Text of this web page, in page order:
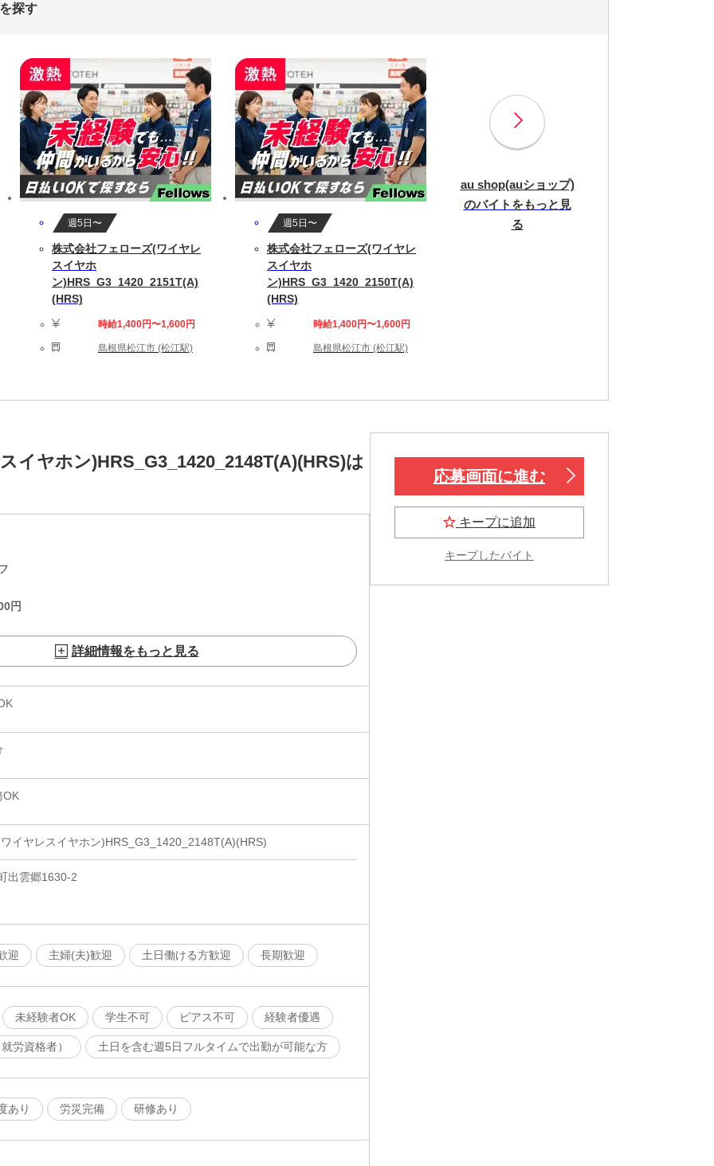
探す
週5日〜
株式会社フェローズ(ワイヤレ
スイヤホ
ン)HRS_G3_1420_2151T(A)
(HRS)
時給1,400円〜1,600円
島根県松江市 (松江駅)
週5日〜
株式会社フェローズ(ワイヤレ
スイヤホ
ン)HRS_G3_1420_2150T(A)
(HRS)
時給1,400円〜1,600円
島根県松江市 (松江駅)
au shop(auショップ)
のバイトをもっと見
る
イヤホン)HRS_G3_1420_2148T(A)(HRS)は
円
詳細情報をもっと見る
OK
イヤレスイヤホン)HRS_G3_1420_2148T(A)(HRS)
出雲郷1630-2
迎 主婦(夫)歓迎 土日働ける方歓迎 長期歓迎
未経験者OK 学生不可 ピアス不可 経験者優遇
労資格者） 土日を含む週5日フルタイムで出勤が可能な方
あり 労災完備 研修あり
応募画面に進む
キープに追加
キープしたバイト